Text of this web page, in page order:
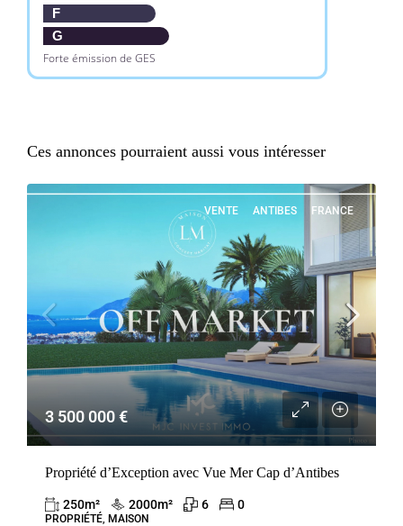
F
G
Forte émission de GES
Ces annonces pourraient aussi vous intéresser
VENTE ANTIBES FRANCE
3 500 000 €
Propriété d’Exception avec Vue Mer Cap d’Antibes
250m² 2000m² 6 0
PROPRIÉTÉ, MAISON